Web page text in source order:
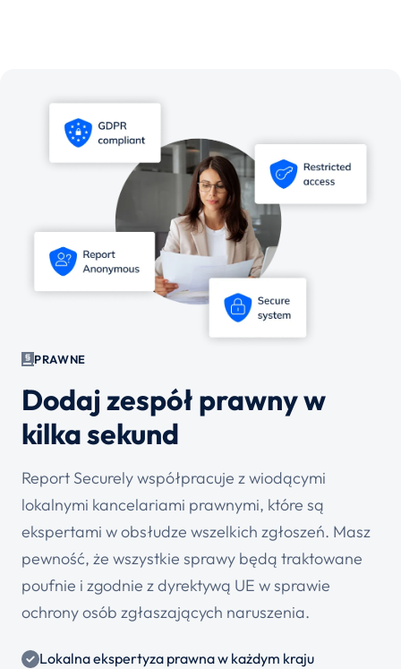
PRAWNE
Dodaj zespół prawny w
kilka sekund
Report Securely współpracuje z wiodącymi
lokalnymi kancelariami prawnymi, które są
ekspertami w obsłudze wszelkich zgłoszeń. Masz
pewność, że wszystkie sprawy będą traktowane
poufnie i zgodnie z dyrektywą UE w sprawie
ochrony osób zgłaszających naruszenia.
Lokalna ekspertyza prawna w każdym kraju